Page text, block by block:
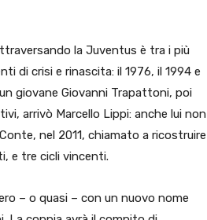
la Juventus è tra i più
di crisi e rinascita: il 1976, il 1994 e
giovane Giovanni Trapattoni, poi
arrivò Marcello Lippi: anche lui non
nel 2011, chiamato a ricostruire
e tre cicli vincenti.
– o quasi – con un nuovo nome